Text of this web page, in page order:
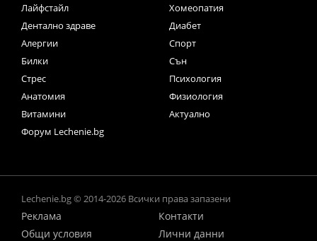
Лайфстайл
Хомеопатия
Дентално здраве
Диабет
Алергии
Спорт
Билки
Сън
Стрес
Психология
Анатомия
Физиология
Витамини
Актуално
Форум Lechenie.bg
Lechenie.bg © 2014-2026 Всички права запазени
Реклама
Контакти
Общи условия
Лични данни